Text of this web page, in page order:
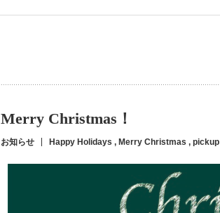
Merry Christmas！
お知らせ Happy Holidays , Merry Christmas , pickup